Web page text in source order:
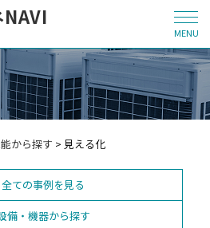
MENU
から探す > 見える化
全ての事例を見る
備・機器から探す